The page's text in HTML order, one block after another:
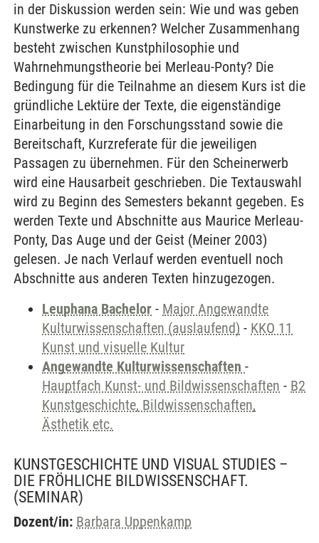
in der Diskussion werden sein: Wie und was geben
Kunstwerke zu erkennen? Welcher Zusammenhang
besteht zwischen Kunstphilosophie und
Wahrnehmungstheorie bei Merleau-Ponty? Die
Bedingung für die Teilnahme an diesem Kurs ist die
gründliche Lektüre der Texte, die eigenständige
Einarbeitung in den Forschungsstand sowie die
Bereitschaft, Kurzreferate für die jeweiligen
Passagen zu übernehmen. Für den Scheinerwerb
wird eine Hausarbeit geschrieben. Die Textauswahl
wird zu Beginn des Semesters bekannt gegeben. Es
werden Texte und Abschnitte aus Maurice Merleau-
Ponty, Das Auge und der Geist (Meiner 2003)
gelesen. Je nach Verlauf werden eventuell noch
Abschnitte aus anderen Texten hinzugezogen.
Leuphana Bachelor - Major Angewandte
Kulturwissenschaften (auslaufend) - KKO 11
Kunst und visuelle Kultur
Angewandte Kulturwissenschaften -
Hauptfach Kunst- und Bildwissenschaften - B2
Kunstgeschichte, Bildwissenschaften,
Ästhetik etc.
KUNSTGESCHICHTE UND VISUAL STUDIES –
DIE FRÖHLICHE BILDWISSENSCHAFT.
(SEMINAR)
Dozent/in: Barbara Uppenkamp